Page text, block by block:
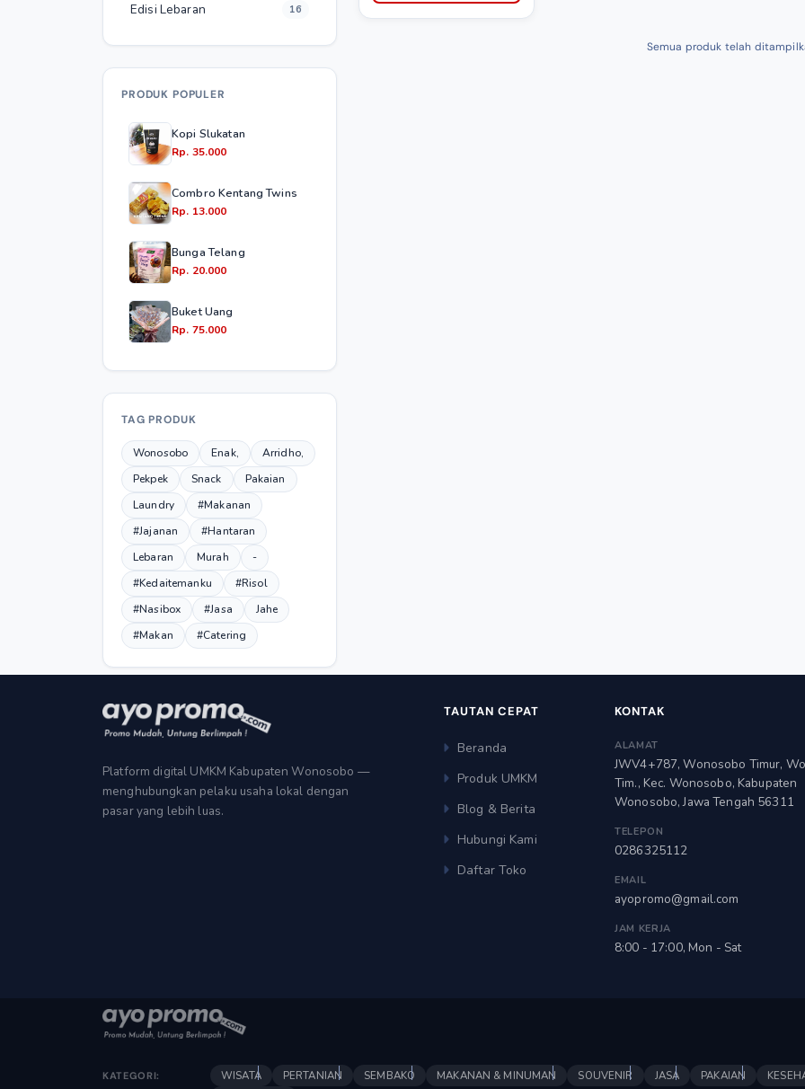
Semua produk telah
Edisi Lebaran 16
PRODUK POPULER
Kopi Slukatan
Rp. 35.000
Combro Kentang Twins
Rp. 13.000
Bunga Telang
Rp. 20.000
Buket Uang
Rp. 75.000
TAG PRODUK
Wonosobo Enak,
Arridho,
Pekpek
Snack
Pakaian
Laundry
#Makanan
#Jajanan
#Hantaran
Lebaran
Murah
-
#Kedaitemanku
#Risol
#Nasibox
#Jasa
Jahe
#Makan
#Catering
Platform digital UMKM Kabupaten Wonosobo —
menghubungkan pelaku usaha lokal dengan
pasar yang lebih luas.
TAUTAN CEPAT
Beranda
Produk UMKM
Blog & Berita
Hubungi Kami
Daftar Toko
KONTAK
ALAMAT
JWV4+787, Wonosobo Timur,
Tim., Kec. Wonosobo, Kabupaten
Wonosobo, Jawa Tengah 56311
TELEPON
0286325112
EMAIL
ayopromo@gmail.com
JAM KERJA
8:00 - 17:00, Mon - Sat
KATEGORI: WISATA PERTANIAN SEMBAKO MAKANAN & MINUMAN SOUVENIR JASA PAKAIAN